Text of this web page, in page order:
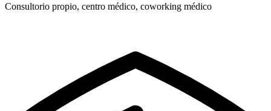
Consultorio propio, centro médico, coworking médico